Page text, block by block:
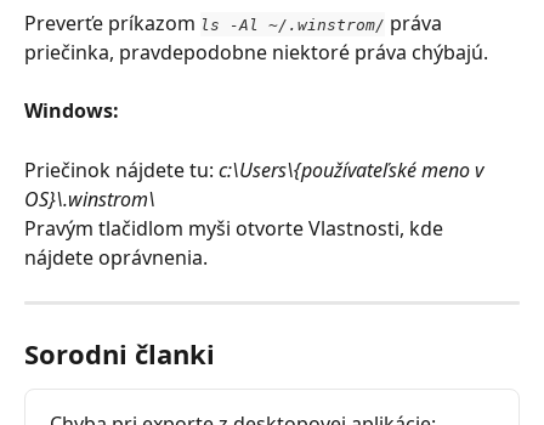
Preverťe príkazom ls -Al ~/.winstrom/ práva
priečinka, pravdepodobne niektoré práva chýbajú.
Windows:
Priečinok nájdete tu: c:\Users\{používateľské meno v
OS}\.winstrom\
Pravým tlačidlom myši otvorte Vlastnosti, kde
nájdete oprávnenia.
Sorodni članki